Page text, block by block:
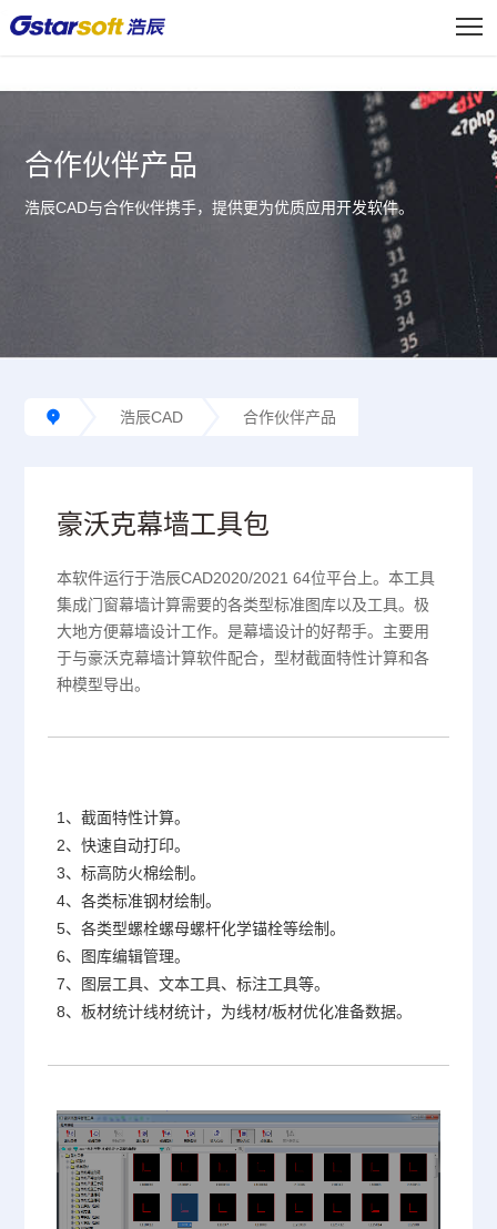
合作伙伴产品
浩辰CAD与合作伙伴携手，提供更为优质应用开发软件。
浩辰CAD 合作伙伴产品
豪沃克幕墙工具包
本软件运行于浩辰CAD2020/2021 64位平台上。本工具
集成门窗幕墙计算需要的各类型标准图库以及工具。极
大地方便幕墙设计工作。是幕墙设计的好帮手。主要用
于与豪沃克幕墙计算软件配合，型材截面特性计算和各
种模型导出。
1、截面特性计算。
2、快速自动打印。
3、 标高防火棉绘制。
4、各类标准钢材绘制。
5、各类型螺栓螺母螺杆化学锚栓等绘制。
6、图库编辑管理。
7、图层工具、文本工具、标注工具等。
8、 板材统计线材统计，为线材/板材优化准备数据。